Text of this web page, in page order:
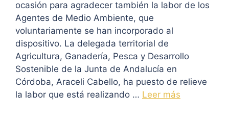
ocasión para agradecer también la labor de los
Agentes de Medio Ambiente, que
voluntariamente se han incorporado al
dispositivo. La delegada territorial de
Agricultura, Ganadería, Pesca y Desarrollo
Sostenible de la Junta de Andalucía en
Córdoba, Araceli Cabello, ha puesto de relieve
la labor que está realizando … Leer más